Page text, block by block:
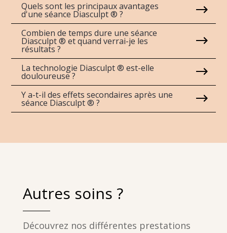
Quels sont les principaux avantages
d'une séance Diasculpt ® ?
Combien de temps dure une séance
Diasculpt ® et quand verrai-je les
résultats ?
La technologie Diasculpt ® est-elle
douloureuse ?
Y a-t-il des effets secondaires après une
séance Diasculpt ® ?
Autres soins ?
Découvrez nos différentes prestations